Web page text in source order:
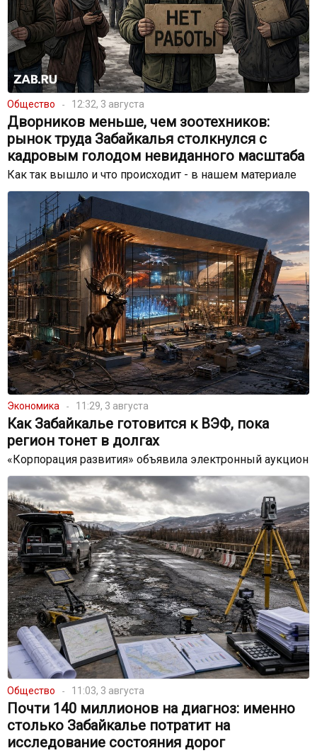
Общество 12:32, 3 августа
Дворников меньше, чем зоотехников:
рынок труда Забайкалья столкнулся с
кадровым голодом невиданного масштаба
Как так вышло и что происходит - в нашем материале
Экономика 11:29, 3 августа
Как Забайкалье готовится к ВЭФ, пока
регион тонет в долгах
«Корпорация развития» объявила электронный аукцион
Общество 11:03, 3 августа
Почти 140 миллионов на диагноз: именно
столько Забайкалье потратит на
исследование состояния дорог